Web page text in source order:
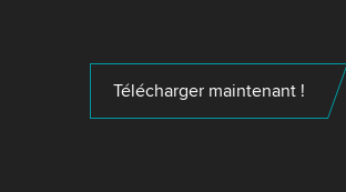
Télécharger maintenant !